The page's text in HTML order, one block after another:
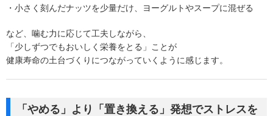
・小さく刻んだナッツを少量だけ、ヨーグルトやスープに混ぜる
など、噛む力に応じて工夫しながら、
「少しずつでもおいしく栄養をとる」ことが
健康寿命の土台づくりにつながっていくように感じます。
「やめる」より「置き換える」発想でストレスを